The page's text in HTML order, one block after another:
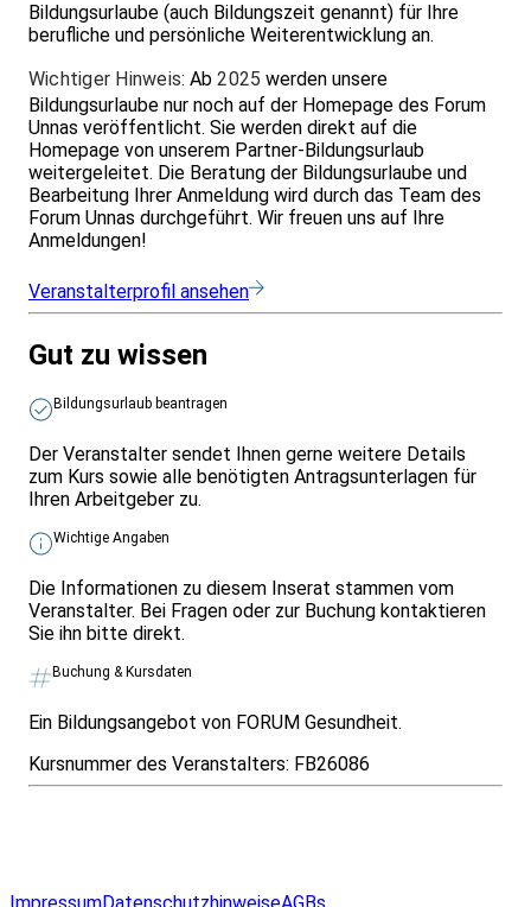
Bildungsurlaube (auch Bildungszeit genannt) für Ihre
berufliche und persönliche Weiterentwicklung an.
Wichtiger Hinweis: Ab2025 werden unsere
Bildungsurlaube nur noch auf der Homepage des Forum
Unnas veröffentlicht. Sie werden direkt auf die
Homepage von unserem Partner-Bildungsurlaub
weitergeleitet. Die Beratung der Bildungsurlaube und
Bearbeitung Ihrer Anmeldung wird durch das Team des
Forum Unnas durchgeführt. Wir freuen uns auf Ihre
Anmeldungen!
Veranstalterprofil ansehen
Gut zu wissen
Bildungsurlaub beantragen
Der Veranstalter sendet Ihnen gerne weitere Details
zum Kurs sowie alle benötigten Antragsunterlagen für
Ihren Arbeitgeber zu.
Wichtige Angaben
Die Informationen zu diesem Inserat stammen vom
Veranstalter. Bei Fragen oder zur Buchung kontaktieren
Sie ihn bitte direkt.
Buchung & Kursdaten
Ein Bildungsangebot von FORUM Gesundheit.
Kursnummer des Veranstalters: FB26086